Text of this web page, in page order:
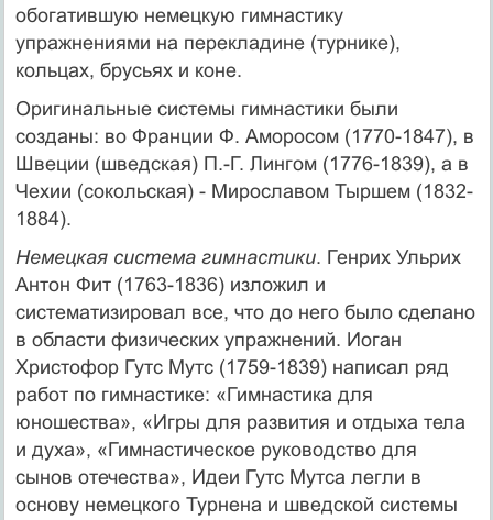
обогатившую немецкую гимнастику
упражнениями на перекладине (турнике),
кольцах, брусьях и коне.
Оригинальные системы гимнастики были
созданы: во Франции Ф. Аморосом (1770-1847), в
Швеции (шведская) П.-Г. Лингом (1776-1839), а в
Чехии (сокольская) - Мирославом Тыршем (1832-
1884).
Немецкая система гимнастики. Генрих Ульрих
Антон Фит (1763-1836) изложил и
систематизировал все, что до него было сделано
в области физических упражнений. Иоган
Христофор Гутс Мутс (1759-1839) написал ряд
работ по гимнастике: «Гимнастика для
юношества», «Игры для развития и отдыха тела
и духа», «Гимнастическое руководство для
сынов отечества», Идеи Гутс Мутса легли в
основу немецкого Турнена и шведской системы